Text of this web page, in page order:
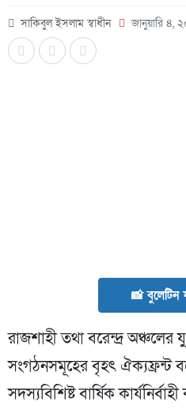
সাকিবুল ইসলাম স্বাধীন জানুয়ারি ৪,
📸 বুলেটিন
রাজশাহী তথা বরেন্দ্র অঞ্চলের
সংগঠনসমূহের বৃহৎ ঐক্যফ্রন্ট
সদস্যবিশিষ্ট বার্ষিক